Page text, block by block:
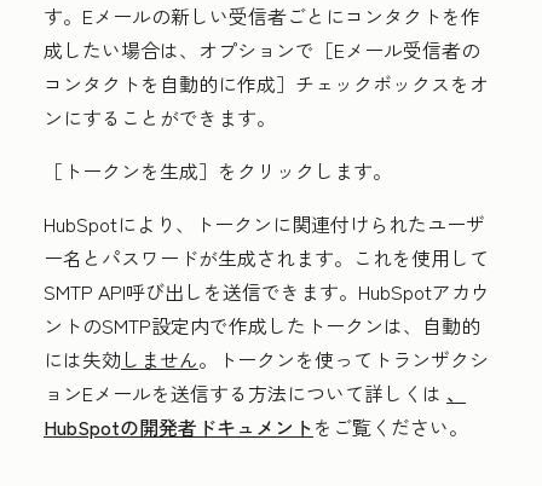
す。Eメールの新しい受信者ごとにコンタクトを作
成したい場合は、オプションで ［Eメール受信者の
コンタクトを自動的に作成］ チェックボックスをオ
ンにすることができます。
［トークンを生成］ をクリックします。
HubSpotにより、トークンに関連付けられたユーザ
ー名とパスワードが生成されます。これを使用して
SMTP API呼び出しを送信できます。HubSpotアカウ
ントのSMTP設定内で作成したトークンは、自動的
には失効 しません。
トークンを使ってトランザクシ
ョンEメールを送信する方法について詳しくは 、
HubSpotの開発者ドキュメントをご覧ください。